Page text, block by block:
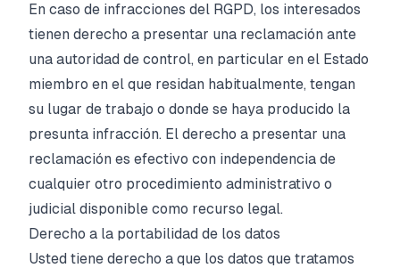
En caso de infracciones del RGPD, los interesados
tienen derecho a presentar una reclamación ante
una autoridad de control, en particular en el Estado
miembro en el que residan habitualmente, tengan
su lugar de trabajo o donde se haya producido la
presunta infracción. El derecho a presentar una
reclamación es efectivo con independencia de
cualquier otro procedimiento administrativo o
judicial disponible como recurso legal.
Derecho a la portabilidad de los datos
Usted tiene derecho a que los datos que tratamos